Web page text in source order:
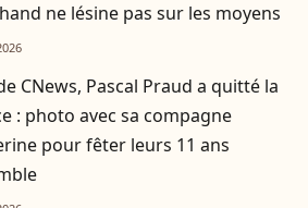
ne lésine pas sur les moyens
CNews, Pascal Praud a quitté la
: photo avec sa compagne
pour fêter leurs 11 ans